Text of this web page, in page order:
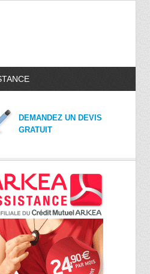
DEMANDEZ UN DEVIS
GRATUIT